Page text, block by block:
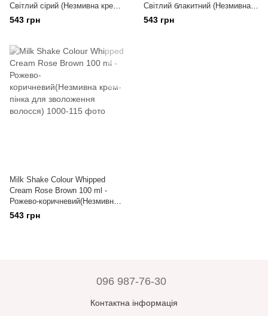
Світлий сірий (Незмивна крем-
пінка для зволоження волосся)
543 грн
Світлий блакитний (Незмивна
крем-пінка для зволоження
волосся)
543 грн
Milk Shake Colour Whipped
Cream Rose Brown 100 ml -
Рожево-коричневий(Незмивна
крем-пінка для зволоження
волосся)
543 грн
096 987-76-30
Контактна інформація